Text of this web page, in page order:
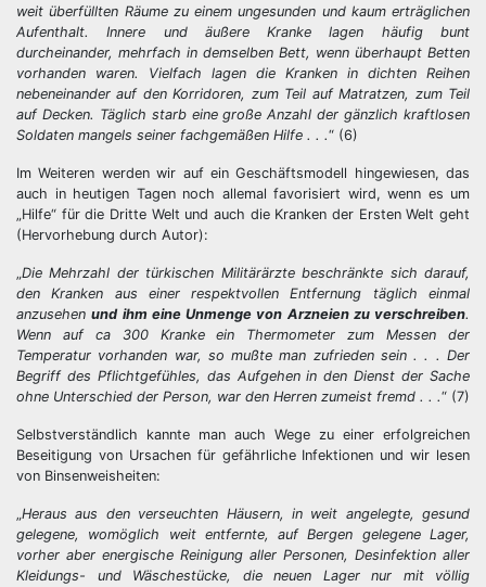
weit überfüllten Räume zu einem ungesunden und kaum erträglichen
Aufenthalt. Innere und äußere Kranke lagen häufig bunt
durcheinander, mehrfach in demselben Bett, wenn überhaupt Betten
vorhanden waren. Vielfach lagen die Kranken in dichten Reihen
nebeneinander auf den Korridoren, zum Teil auf Matratzen, zum Teil
auf Decken. Täglich starb eine große Anzahl der gänzlich kraftlosen
Soldaten mangels seiner fachgemäßen Hilfe . . .“ (6)
Im Weiteren werden wir auf ein Geschäftsmodell hingewiesen, das
auch in heutigen Tagen noch allemal favorisiert wird, wenn es um
„Hilfe“ für die Dritte Welt und auch die Kranken der Ersten Welt geht
(Hervorhebung durch Autor):
„Die Mehrzahl der türkischen Militärärzte beschränkte sich darauf,
den Kranken aus einer respektvollen Entfernung täglich einmal
anzusehenund ihm eine Unmenge von Arzneien zu verschreiben.
Wenn auf ca 300 Kranke ein Thermometer zum Messen der
Temperatur vorhanden war, so mußte man zufrieden sein . . . Der
Begriff des Pflichtgefühles, das Aufgehen in den Dienst der Sache
ohne Unterschied der Person, war den Herren zumeist fremd . . .“ (7)
Selbstverständlich kannte man auch Wege zu einer erfolgreichen
Beseitigung von Ursachen für gefährliche Infektionen und wir lesen
von Binsenweisheiten:
„Heraus aus den verseuchten Häusern, in weit angelegte, gesund
gelegene, womöglich weit entfernte, auf Bergen gelegene Lager,
vorher aber energische Reinigung aller Personen, Desinfektion aller
Kleidungs- und Wäschestücke, die neuen Lager nur mit völlig